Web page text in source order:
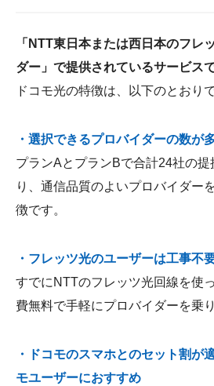
「NTT東日本または西日本のフレ
ダー」で提供されているサービスで
ドコモ光の特徴は、以下のとおりで
・選択できるプロバイダーの数が
プランAとプランBで合計24社の
り、通信品質のよいプロバイダー
徴です。
・フレッツ光のユーザーは工事不
すでにNTTのフレッツ光回線を使
費無料で手軽にプロバイダーを乗
・ドコモのスマホとのセット割が
モユーザーにおすすめ